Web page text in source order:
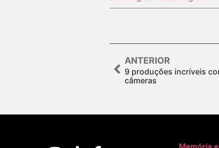
ANTERIOR
9 produções incríveis
câmeras